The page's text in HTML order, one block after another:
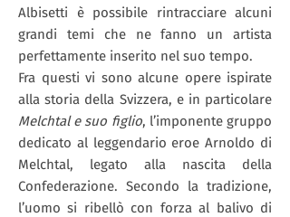
Albisetti è possibile rintracciare alcuni
grandi temi che ne fanno un artista
perfettamente inserito nel suo tempo.
Fra questi vi sono alcune opere ispirate
alla storia della Svizzera, e in particolare
Melchtal e suo figlio, l’imponente gruppo
dedicato al leggendario eroe Arnoldo di
Melchtal, legato alla nascita della
Confederazione. Secondo la tradizione,
l’uomo si ribellò con forza al balivo di